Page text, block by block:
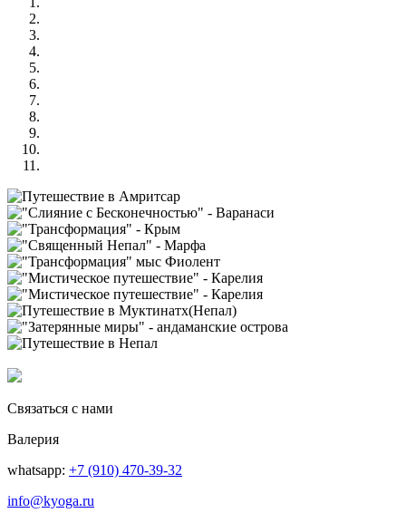
Связаться с нами
Валерия
whatsapp: +7 (910) 470-39-32
info@kyoga.ru